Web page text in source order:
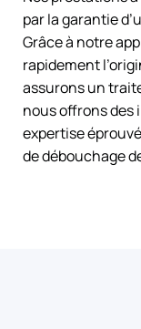
par la garantie
Grâce à notre
rapidement
assurons un
nous offrons des
expertise
de débouchage